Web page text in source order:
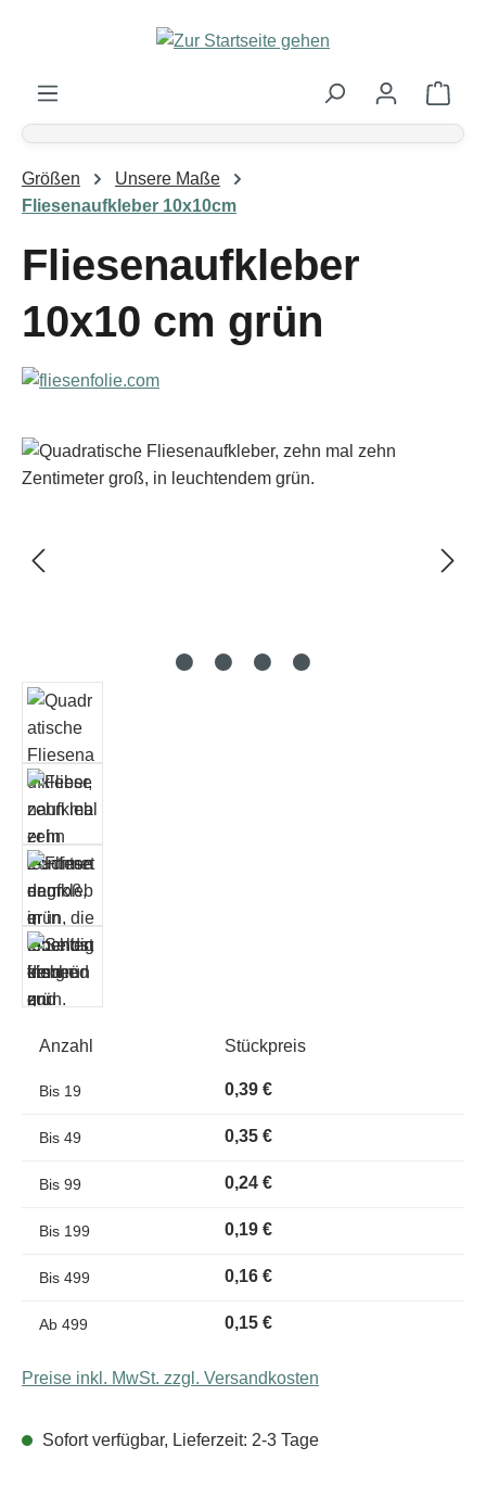
Zum Hauptinhalt springen
Größen
Unsere Maße
Fliesenaufkleber 10x10cm
Fliesenaufkleber
10x10 cm grün
Bildergalerie überspringen
Anzahl Stückpreis
Bis 19 0,39 €
Bis 49 0,35 €
Bis 99 0,24 €
Bis 199 0,19 €
Bis 499 0,16 €
Ab 499 0,15 €
Preise inkl. MwSt. zzgl. Versandkosten
Sofort verfügbar, Lieferzeit: 2-3 Tage